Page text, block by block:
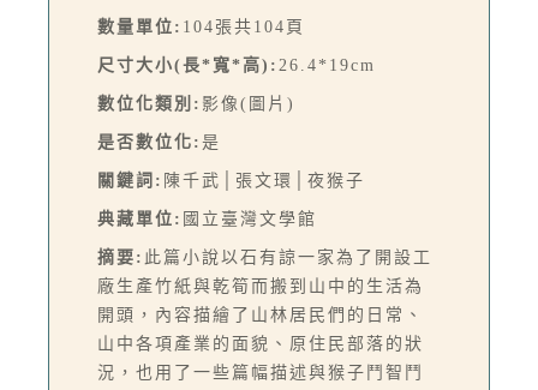
數量單位: 104張共104頁
尺寸大小(長*寬*高): 26.4*19cm
數位化類別: 影像(圖片)
是否數位化: 是
關鍵詞: 陳千武│張文環│夜猴子
典藏單位: 國立臺灣文學館
摘要: 此篇小說以石有諒一家為了開設工
廠生產竹紙與乾筍而搬到山中的生活為
開頭，內容描繪了山林居民們的日常、
山中各項產業的面貌、原住民部落的狀
況，也用了一些篇幅描述與猴子鬥智鬥